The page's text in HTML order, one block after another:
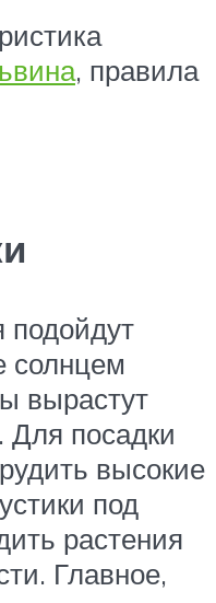
, правила
подойдут
солнцем
вырастут
посадки
высокие
под
растения
Главное,